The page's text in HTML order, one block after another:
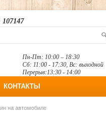
107147
Пн-Пт: 10:00 – 18:30
Сб: 11:00 - 17:30, Вс: выходной
Перерыв:13:30 - 14:00
КОНТАКТЫ
на автомобиле